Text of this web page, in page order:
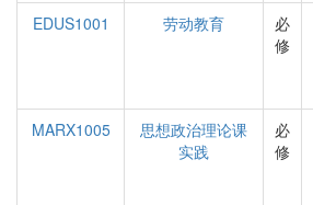
EDUS1001
劳动教育
必
修
MARX1005
思想政治理论课
实践
必
修